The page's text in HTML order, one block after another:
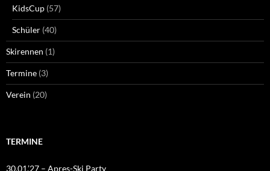
KidsCup (57)
Schüler (40)
Skirennen (1)
Termine (3)
Verein (20)
TERMINE
30.01.’27 – Apres-Ski Party